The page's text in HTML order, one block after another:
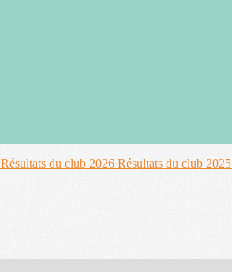
Résultats du club 2026 Résultats du club 2025